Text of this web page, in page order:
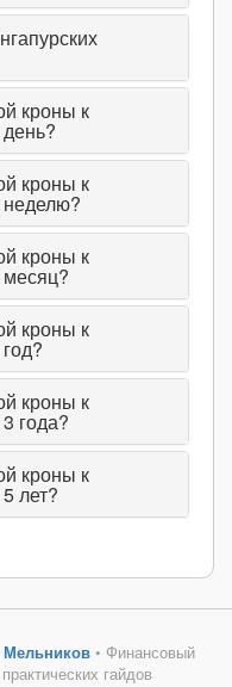
кроны к
кроны к
неделю?
кроны к
кроны к
кроны к
года?
кроны к
лет?
Мельников• Финансовый
гайдов